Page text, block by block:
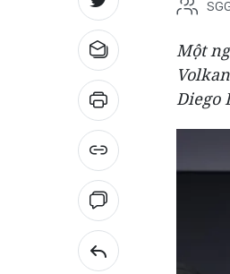
Một
Diego